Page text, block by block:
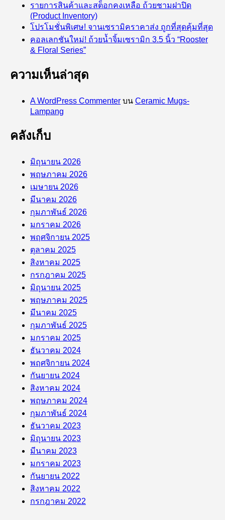
รายการสินค้าและสต็อกคงเหลือ ถ้วยชามฝาปิด
(Product Inventory)
โปรโมชั่นพิเศษ! จานเซรามิคราคาส่ง ถูกที่สุดคุ้มที่สุด
คอลเลกชันใหม่! ถ้วยน้ำจิ้มเซรามิก 3.5 นิ้ว “Rooster
& Floral Series”
ความเห็นล่าสุด
A WordPress Commenter บน Ceramic Mugs-
Lampang
คลังเก็บ
มิถุนายน 2026
พฤษภาคม 2026
เมษายน 2026
มีนาคม 2026
กุมภาพันธ์ 2026
มกราคม 2026
พฤศจิกายน 2025
ตุลาคม 2025
สิงหาคม 2025
กรกฎาคม 2025
มิถุนายน 2025
พฤษภาคม 2025
มีนาคม 2025
กุมภาพันธ์ 2025
มกราคม 2025
ธันวาคม 2024
พฤศจิกายน 2024
กันยายน 2024
สิงหาคม 2024
พฤษภาคม 2024
กุมภาพันธ์ 2024
ธันวาคม 2023
มิถุนายน 2023
มีนาคม 2023
มกราคม 2023
กันยายน 2022
สิงหาคม 2022
กรกฎาคม 2022